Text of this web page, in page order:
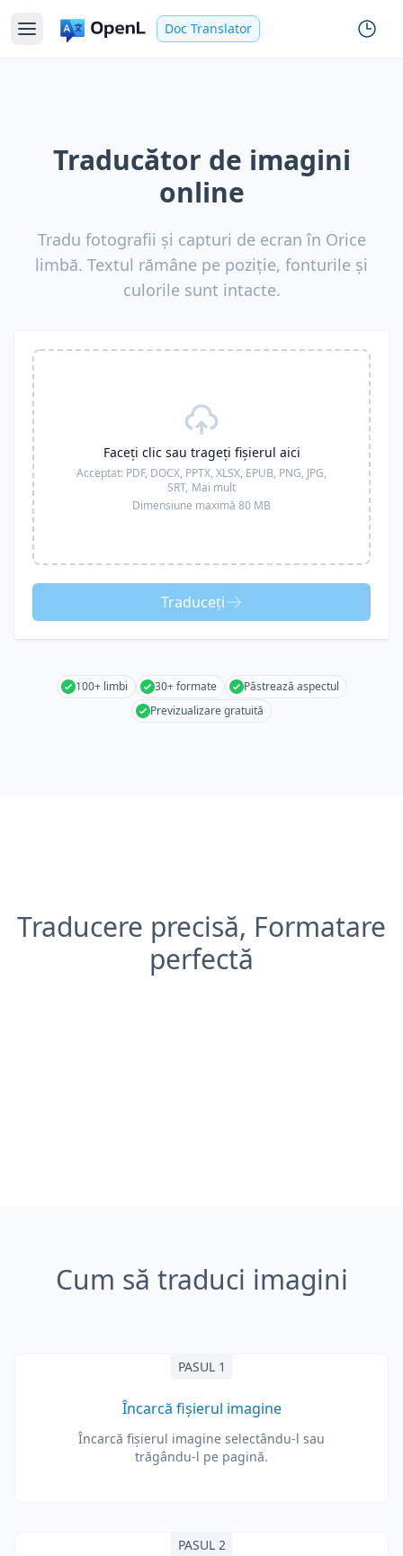
Doc Translator
Traducător de imagini
online
Tradu fotografii și capturi de ecran în Orice
limbă. Textul rămâne pe poziție, fonturile și
culorile sunt intacte.
Faceți clic sau trageți fișierul aici
Acceptat: PDF, DOCX, PPTX, XLSX, EPUB, PNG, JPG,
SRT, Mai mult
Dimensiune maximă 80 MB
Traduceți
100+ limbi 30+ formate
Păstrează aspectul
Previzualizare gratuită
Traducere precisă, Formatare
perfectă
Cum să traduci imagini
PASUL 1
Încarcă fișierul imagine
Încarcă fișierul imagine selectându-l sau
trăgându-l pe pagină.
PASUL 2